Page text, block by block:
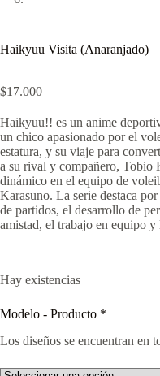
Haikyuu Visita (Anaranjado)
$17.000
Haikyuu!! es un anime
un chico apasionado por el
estatura, y su viaje para
a su rival y compañero, Tobio
dinámico en el equipo de
Karasuno. La serie destaca
de partidos, el desarrollo de
amistad, el trabajo en equipo y
Hay existencias
Modelo - Producto *
Los diseños se encuentran en